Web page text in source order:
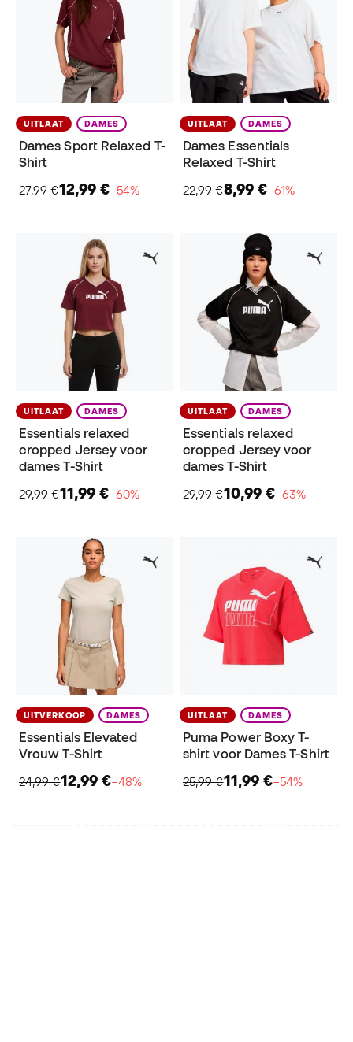
UITLAAT DAMES
Dames Sport Relaxed T-
Shirt
27,99 €12,99 €−54%
UITLAAT DAMES
Dames Essentials
Relaxed T-Shirt
22,99 €8,99 €−61%
UITLAAT DAMES
Essentials relaxed
cropped Jersey voor
dames T-Shirt
29,99 €11,99 €−60%
UITLAAT DAMES
Essentials relaxed
cropped Jersey voor
dames T-Shirt
29,99 €10,99 €−63%
UITVERKOOP DAMES
Essentials Elevated
Vrouw T-Shirt
24,99 €12,99 €−48%
UITLAAT DAMES
Puma Power Boxy T-
shirt voor Dames T-Shirt
25,99 €11,99 €−54%